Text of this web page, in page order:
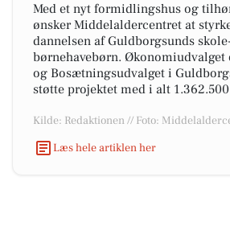
Med et nyt formidlingshus og
ønsker Middelaldercentret at
dannelsen af Guldborgsunds
børnehavebørn.
og Bosætningsudvalget i
støtte projektet med i alt
Kilde: Redaktionen // Foto:
Læs hele artiklen her